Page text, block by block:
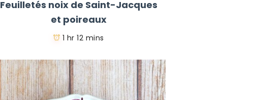
Feuilletés noix de Saint-Jacques
et poireaux
1 hr 12 mins